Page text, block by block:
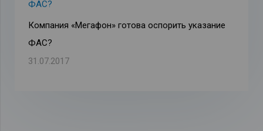
Компания «Мегафон» готова оспорить указание
ФАС?
31.07.2017